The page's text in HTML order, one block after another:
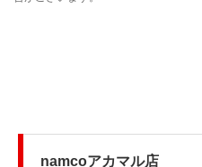
namcoアカマル店